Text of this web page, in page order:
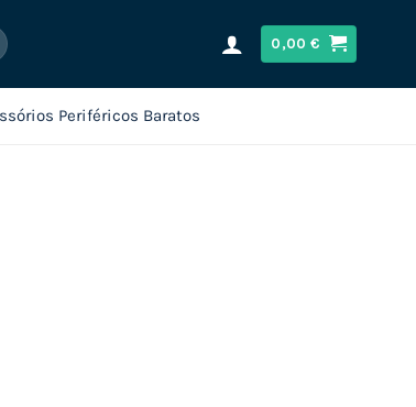
0,00€
Periféricos Baratos